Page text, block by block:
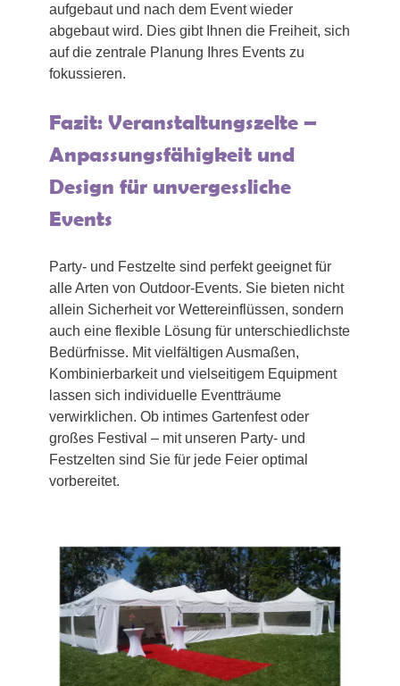
aufgebaut und nach dem Event wieder
abgebaut wird. Dies gibt Ihnen die Freiheit, sich
auf die zentrale Planung Ihres Events zu
fokussieren.
Fazit: Veranstaltungszelte –
Anpassungsfähigkeit und
Design für unvergessliche
Events
Party- und Festzelte sind perfekt geeignet für
alle Arten von Outdoor-Events. Sie bieten nicht
allein Sicherheit vor Wettereinflüssen, sondern
auch eine flexible Lösung für unterschiedlichste
Bedürfnisse. Mit vielfältigen Ausmaßen,
Kombinierbarkeit und vielseitigem Equipment
lassen sich individuelle Eventträume
verwirklichen. Ob intimes Gartenfest oder
großes Festival – mit unseren Party- und
Festzelten sind Sie für jede Feier optimal
vorbereitet.